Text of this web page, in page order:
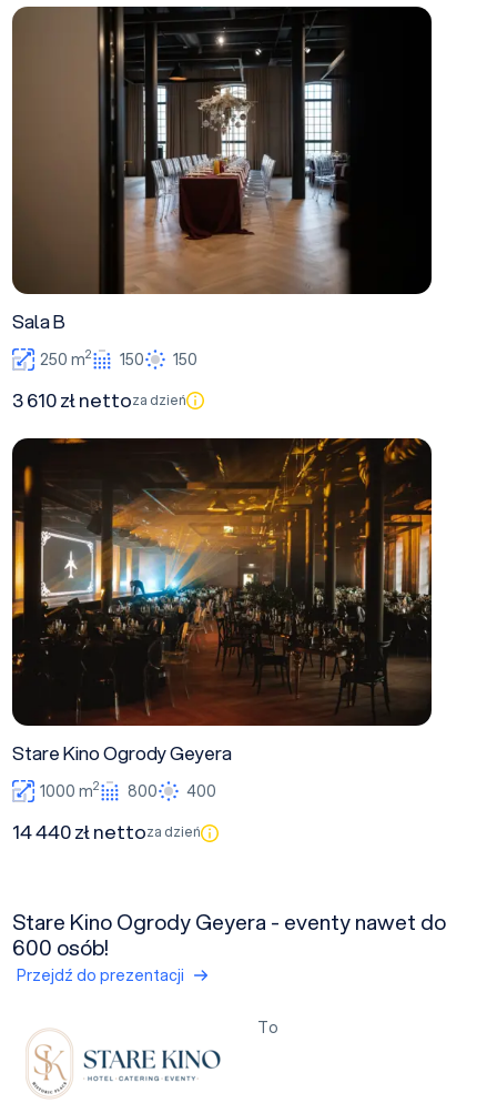
Sala B
250 m2 150 150
3 610 zł nettoza dzień
Stare Kino Ogrody Geyera
1000 m2 800 400
14 440 zł nettoza dzień
Stare Kino Ogrody Geyera - eventy nawet do
600 osób!
Przejdź do prezentacji
To